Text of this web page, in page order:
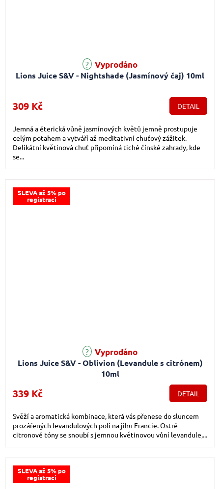
Lions Juice S&V - Nightshade (Jasmínový čaj) 10ml
Vyprodáno
309 Kč DETAIL
Jemná a éterická vůně jasmínových květů jemně prostupuje
celým potahem a vytváří až meditativní chuťový zážitek.
Delikátní květinová chuť připomíná tiché čínské zahrady, kde
se...
SLEVA až 5% po
registraci
Lions Juice S&V - Oblivion (Levandule s citrónem)
10ml
Vyprodáno
339 Kč DETAIL
Svěží a aromatická kombinace, která vás přenese do sluncem
prozářených levandulových polí na jihu Francie. Ostré
citronové tóny se snoubí s jemnou květinovou vůní levandule,...
SLEVA až 5% po
registraci